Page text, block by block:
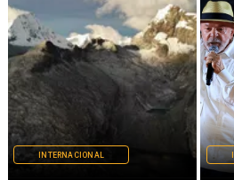
INTERNACIONAL